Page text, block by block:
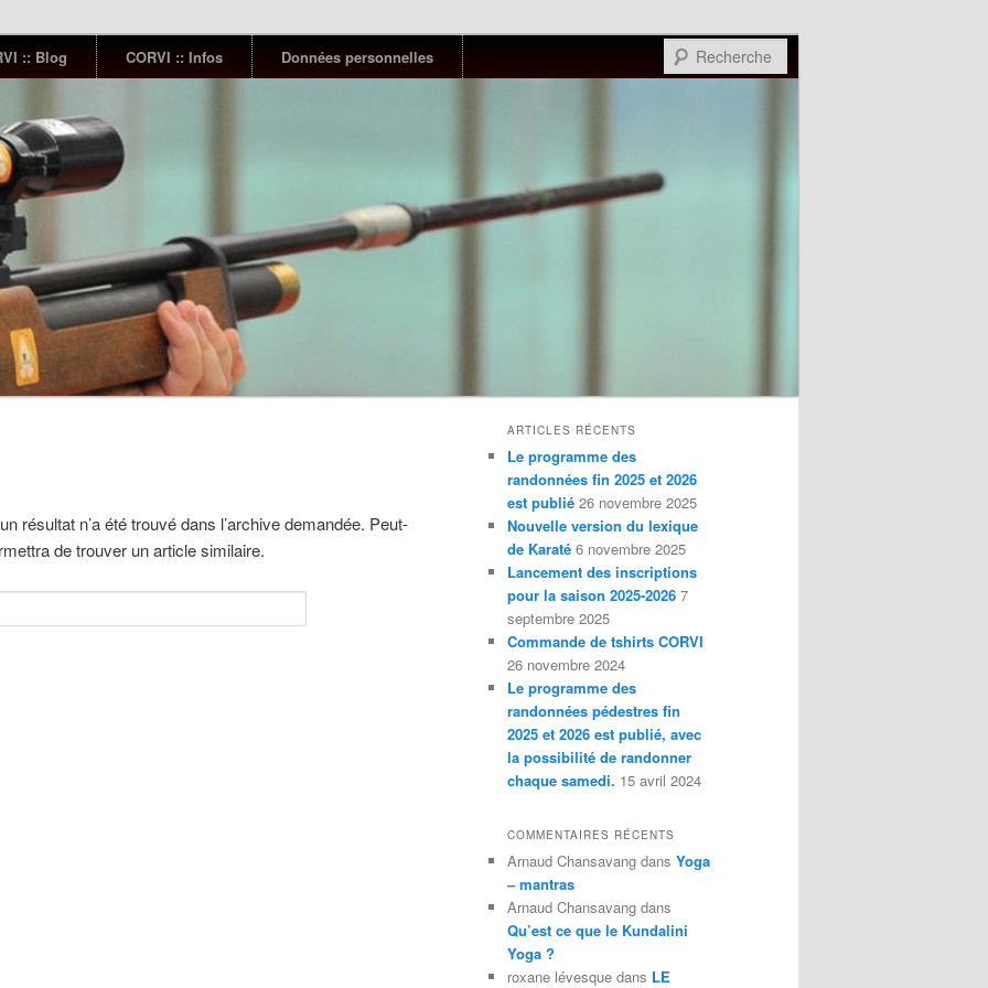
:: Blog CORVI :: Infos Données personnelles
résultat n’a été trouvé dans l’archive demandée. Peut-
de trouver un article similaire.
ARTICLES RÉCENTS
Le programme des
randonnées fin 2025 et 2026
est publié 26 novembre 2025
Nouvelle version du lexique
de Karaté 6 novembre 2025
Lancement des inscriptions
pour la saison 2025-2026 7
septembre 2025
Commande de tshirts CORVI
26 novembre 2024
Le programme des
randonnées pédestres fin
2025 et 2026 est publié, avec
la possibilité de randonner
chaque samedi. 15 avril 2024
COMMENTAIRES RÉCENTS
Arnaud Chansavang dans Yoga
– mantras
Arnaud Chansavang dans
Qu’est ce que le Kundalini
Yoga ?
roxane lévesque dans LE